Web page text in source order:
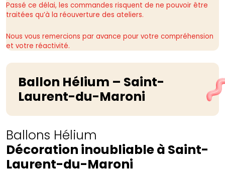
Passé ce délai, les commandes risquent de ne pouvoir être
traitées qu’à la réouverture des ateliers.
Nous vous remercions par avance pour votre compréhension
et votre réactivité.
Ballon Hélium – Saint-
Laurent-du-Maroni
Ballons Hélium
Décoration inoubliable à Saint-
Laurent-du-Maroni